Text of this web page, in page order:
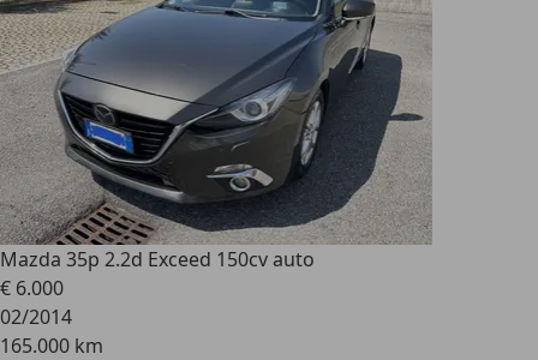
Mazda 35p 2.2d Exceed 150cv auto
€ 6.000
02/2014
165.000 km